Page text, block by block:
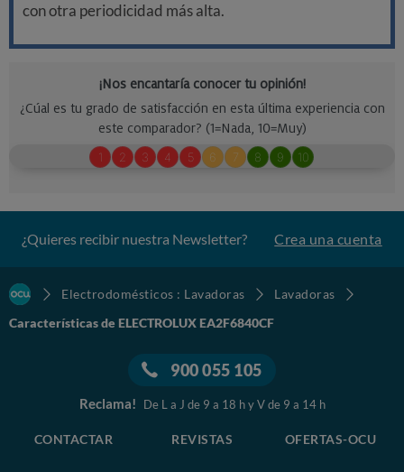
con otra periodicidad más alta.
¿Quieres recibir nuestra Newsletter? Crea una cuenta
Electrodomésticos : Lavadoras
Lavadoras
Características de ELECTROLUX EA2F6840CF
900 055 105
Reclama! De L a J de 9 a 18 h y V de 9 a 14 h
CONTACTAR REVISTAS OFERTAS-OCU